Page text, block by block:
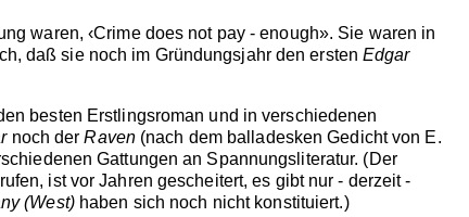
waren, ‹Crime does not pay - enough». Sie waren in
daß sie noch im Gründungsjahr den erstenEdgar
besten Erstlingsroman und in verschiedenen
noch derRaven(nach dem balladesken Gedicht von E.
Gattungen an Spannungsliteratur. (Der
ist vor Jahren gescheitert, es gibt nur - derzeit -
(West)haben sich noch nicht konstituiert.)